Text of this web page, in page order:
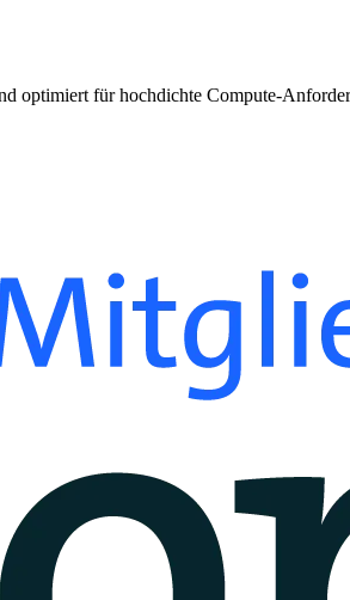
optimiert für hochdichte Compute-